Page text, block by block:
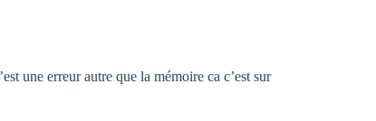
une erreur autre que la mémoire ca c’est sur